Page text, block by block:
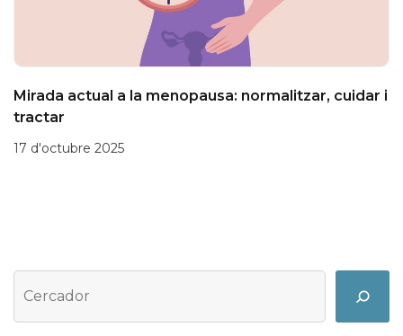
Mirada actual a la menopausa: normalitzar, cuidar i
tractar
17 d'octubre 2025
Cerca
Search